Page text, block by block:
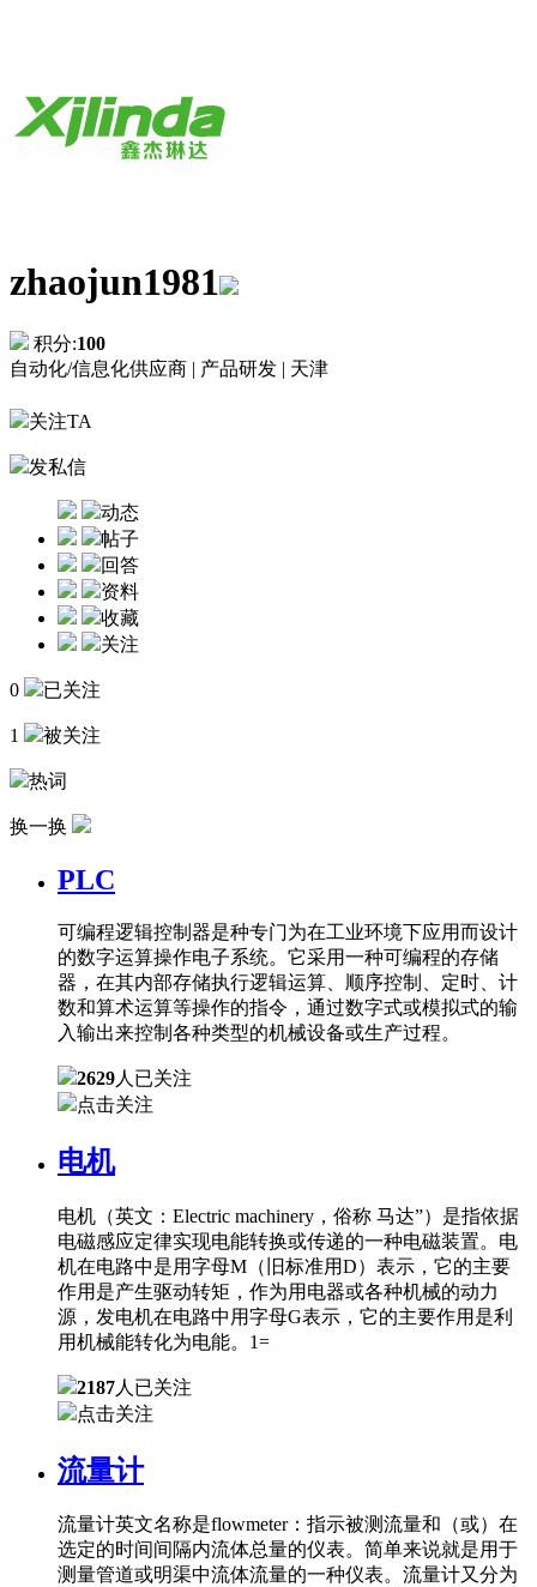
zhaojun1981
积分:100
自动化/信息化供应商 | 产品研发 | 天津
关注TA
发私信
动态
帖子
回答
资料
收藏
关注
0 已关注
1 被关注
热词
换一换
PLC
可编程逻辑控制器是种专门为在工业环境下应用而设计
的数字运算操作电子系统。它采用一种可编程的存储
器，在其内部存储执行逻辑运算、顺序控制、定时、计
数和算术运算等操作的指令，通过数字式或模拟式的输
入输出来控制各种类型的机械设备或生产过程。
2629人已关注
点击关注
电机
电机（英文：Electric machinery，俗称 马达”）是指依据
电磁感应定律实现电能转换或传递的一种电磁装置。电
机在电路中是用字母M（旧标准用D）表示，它的主要
作用是产生驱动转矩，作为用电器或各种机械的动力
源，发电机在电路中用字母G表示，它的主要作用是利
用机械能转化为电能。1=
2187人已关注
点击关注
流量计
流量计英文名称是flowmeter：指示被测流量和（或）在
选定的时间间隔内流体总量的仪表。简单来说就是用于
测量管道或明渠中流体流量的一种仪表。流量计又分为